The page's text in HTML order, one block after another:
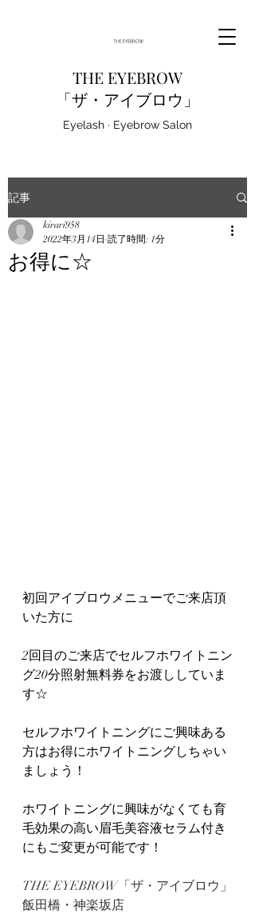
THE EYEBROW
「ザ・アイブロウ」
Eyelash · Eyebrow Salon
記事
お得に☆
kirari958
2022年3月14日 読了時間: 1分
初回アイブロウメニューでご来店頂
いた方に
2回目のご来店でセルフホワイトニン
グ20分照射無料券をお渡ししていま
す☆
セルフホワイトニングにご興味ある
方はお得にホワイトニングしちゃい
ましょう！
ホワイトニングに興味がなくても育
毛効果の高い眉毛美容液セラム付き
にもご変更が可能です！
THE EYEBROW「ザ・アイブロウ」
飯田橋・神楽坂店